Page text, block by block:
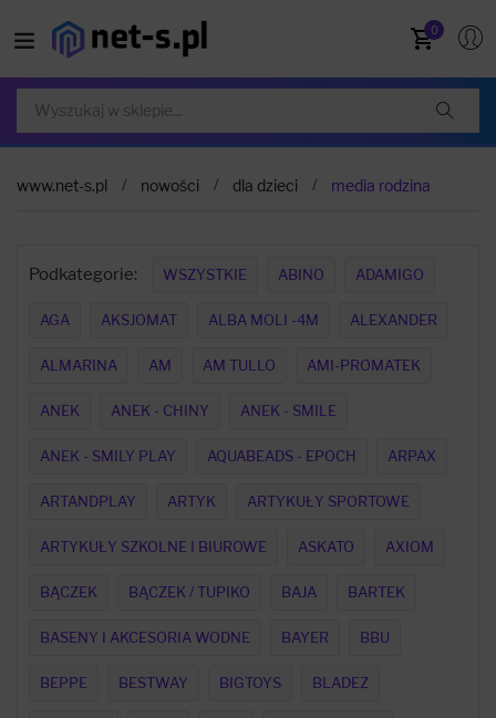
0
www.net-s.pl nowości dla dzieci media rodzina
Podkategorie: WSZYSTKIE ABINO ADAMIGO
AGA AKSJOMAT ALBA MOLI -4M ALEXANDER
ALMARINA AM AM TULLO AMI-PROMATEK
ANEK ANEK - CHINY ANEK - SMILE
ANEK - SMILY PLAY AQUABEADS - EPOCH ARPAX
ARTANDPLAY ARTYK ARTYKUŁY SPORTOWE
ARTYKUŁY SZKOLNE I BIUROWE ASKATO AXIOM
BĄCZEK BĄCZEK / TUPIKO BAJA BARTEK
BASENY I AKCESORIA WODNE BAYER BBU
BEPPE BESTWAY BIGTOYS BLADEZ